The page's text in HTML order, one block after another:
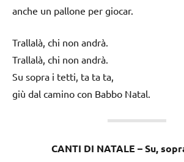
anche un pallone per giocar.
Trallalà, chi non andrà.
Trallalà, chi non andrà.
Su sopra i tetti, ta ta ta,
giù dal camino con Babbo Natal.
CANTI DI NATALE – Su,